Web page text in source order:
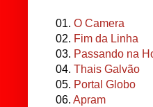
01. O Camera
02. Fim da Linha
03. Passando na
04. Thais Galvão
05. Portal Globo
06. Apram